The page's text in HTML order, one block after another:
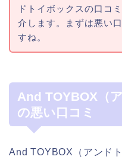
ドトイボックスの口コ
介します。まずは悪い
すね。
And TOYBOX（
の悪い口コミ
And TOYBOX（アンド